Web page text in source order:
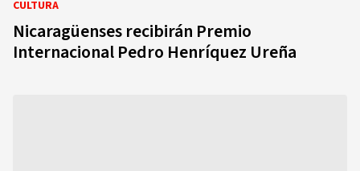
CULTURA
Nicaragüenses recibirán Premio
Internacional Pedro Henríquez Ureña